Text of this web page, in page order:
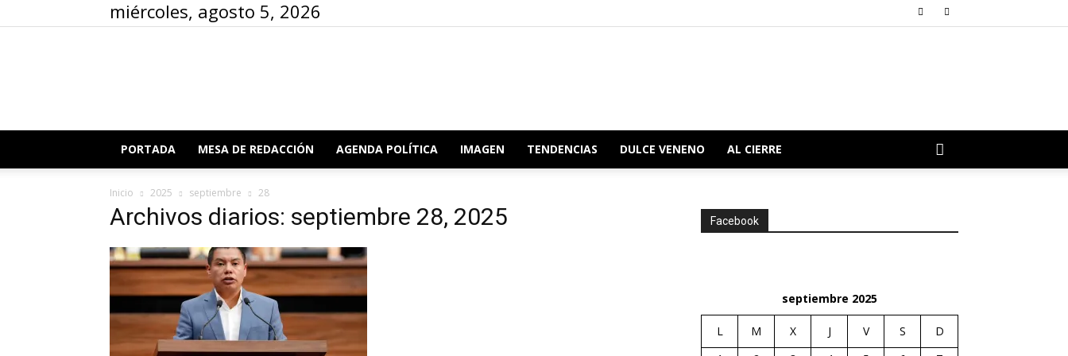
miércoles, agosto 5, 2026
Redacción
PORTADA MESA DE REDACCIÓN AGENDA POLÍTICA IMAGEN TENDENCIAS DULCE VENENO AL CIERRE
Inicio 2025 septiembre 28
Archivos diarios: septiembre 28, 2025 Facebook
septiembre 2025
L M X J V S
D